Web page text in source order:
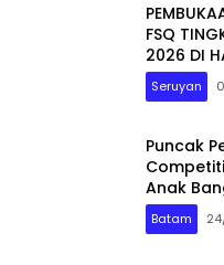
FSQ
2026 DI
SERUYAN
Seruyan
Puncak
Anak
Batam